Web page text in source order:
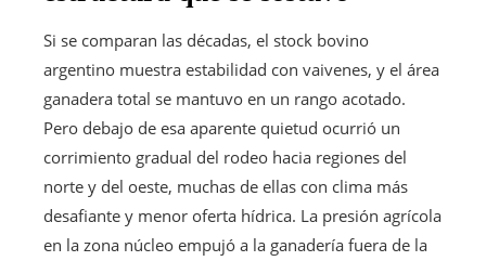
Si se comparan las décadas, el stock bovino
argentino muestra estabilidad con vaivenes, y el área
ganadera total se mantuvo en un rango acotado.
Pero debajo de esa aparente quietud ocurrió un
corrimiento gradual del rodeo hacia regiones del
norte y del oeste, muchas de ellas con clima más
desafiante y menor oferta hídrica. La presión agrícola
en la zona núcleo empujó a la ganadería fuera de la